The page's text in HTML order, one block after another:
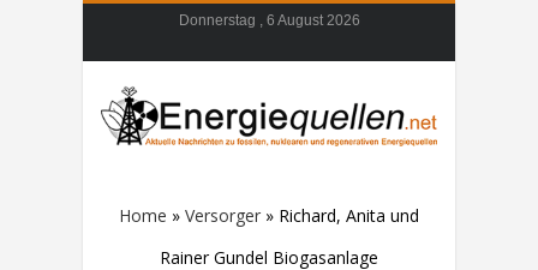
Donnerstag , 6 August 2026
Home » Versorger » Richard, Anita und
Rainer Gundel Biogasanlage